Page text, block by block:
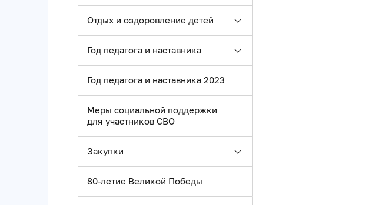
Отдых и оздоровление детей
Год педагога и наставника
Год педагога и наставника 2023
Меры социальной поддержки
для участников СВО
Закупки
80-летие Великой Победы